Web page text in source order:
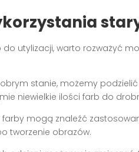
utylizacji, warto rozważyć
stanie, możemy
niewielkie ilości farb do
farby mogą znaleźć
tworzenie obrazów.